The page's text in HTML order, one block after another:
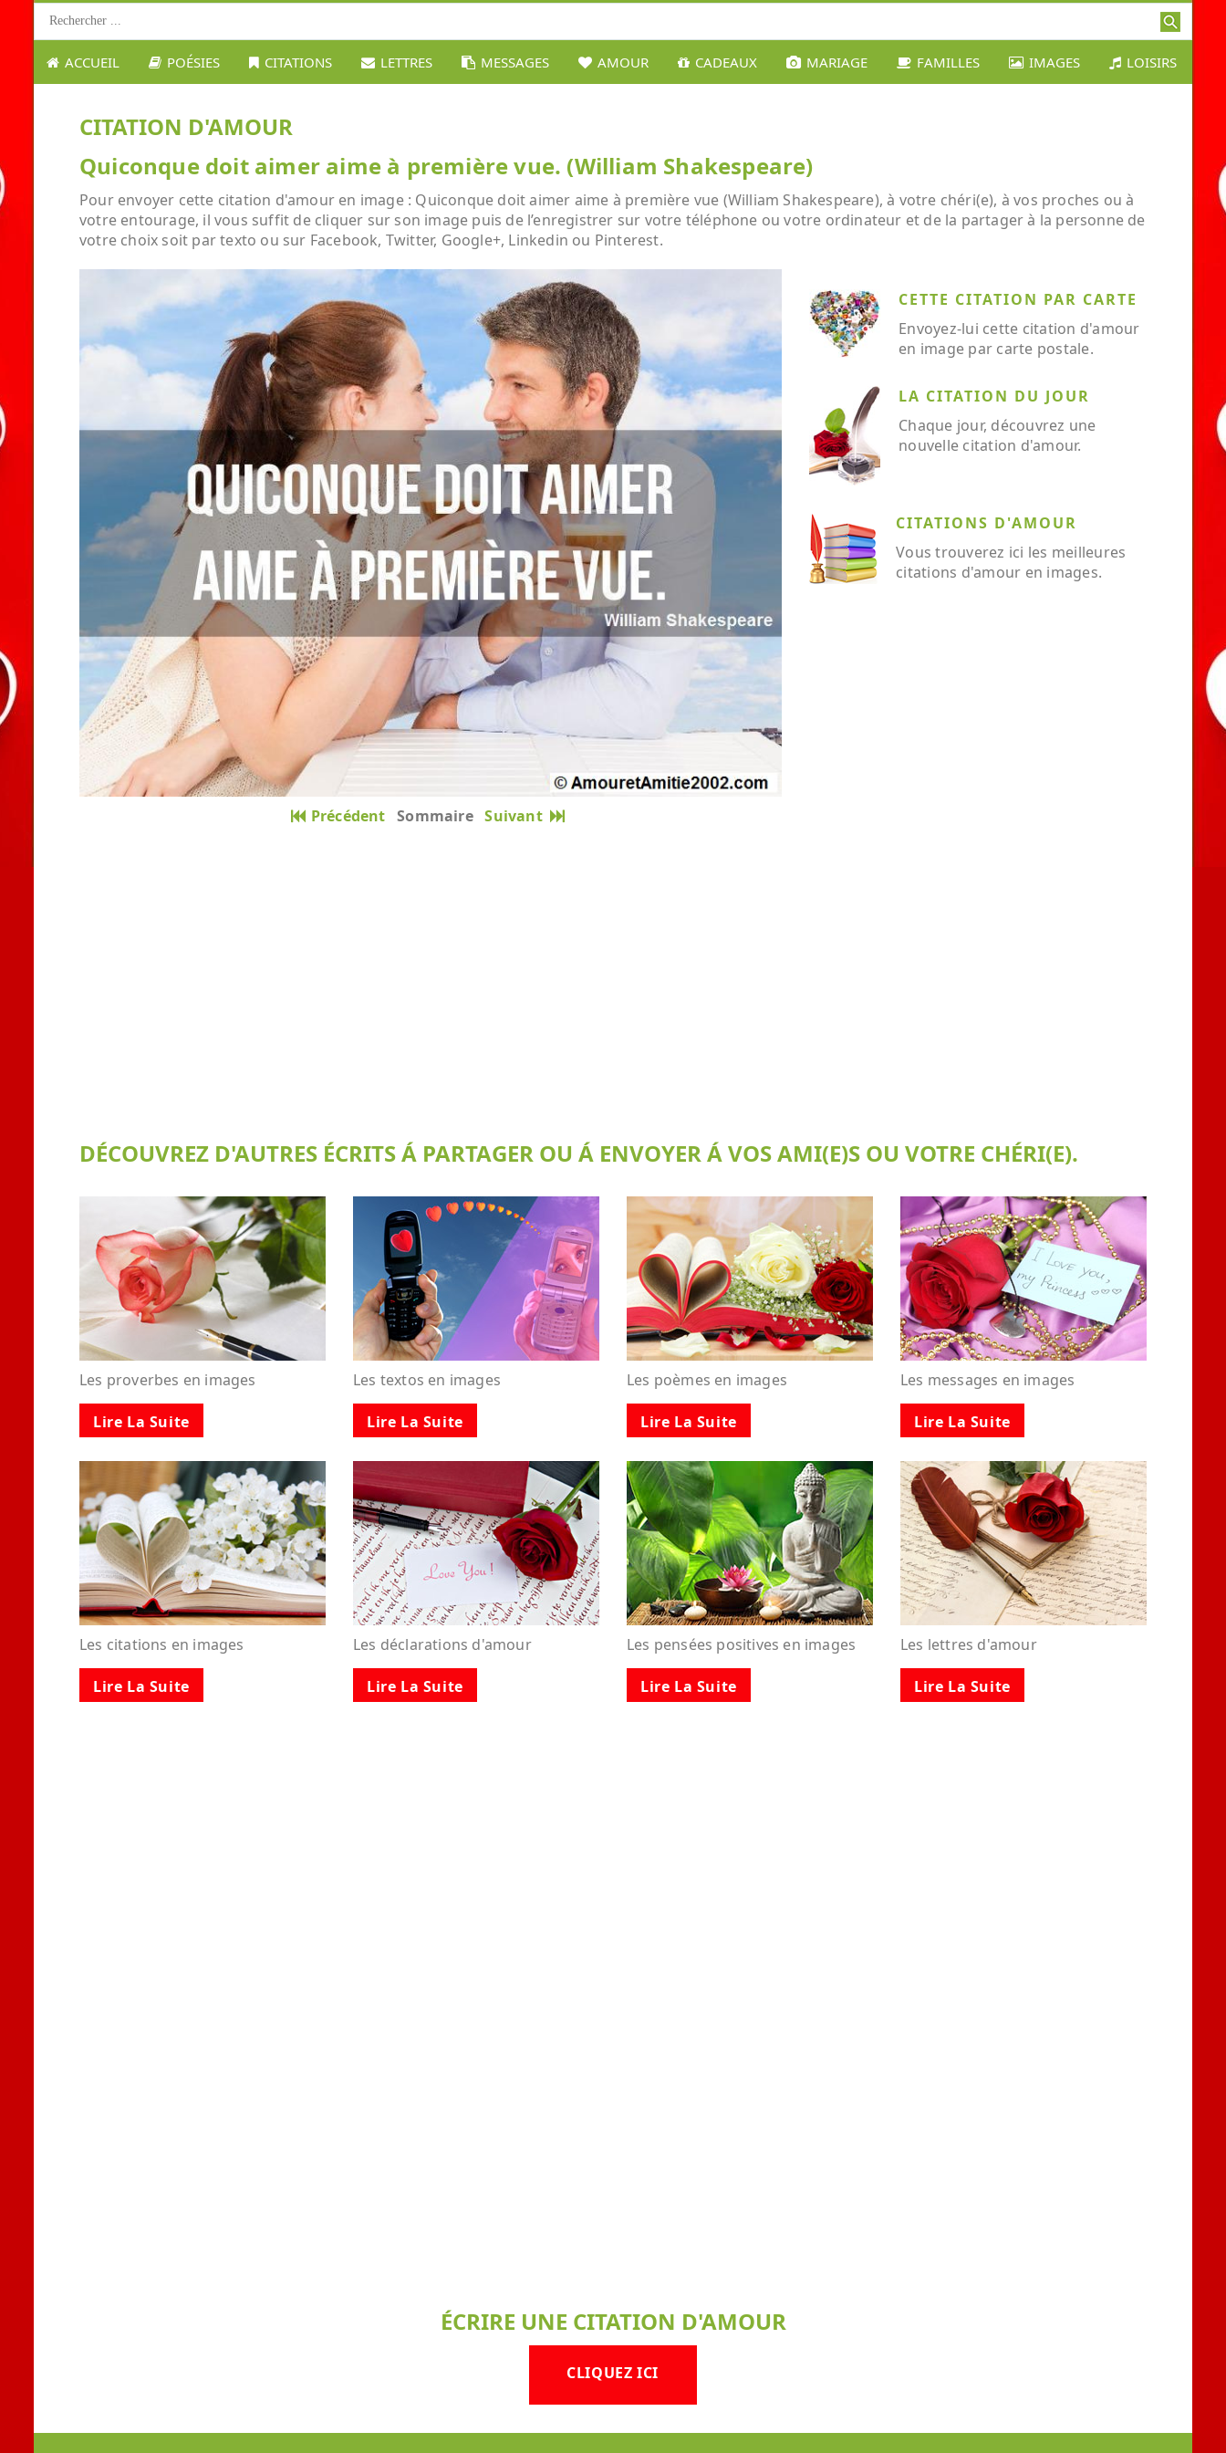
ACCUEIL POÉSIES CITATIONS LETTRES MESSAGES AMOUR CADEAUX MARIAGE FAMILLES IMAGES LOISIRS
CITATION D'AMOUR
Quiconque doit aimer aime à première vue. (William Shakespeare)
Pour envoyer cette citation d'amour en image : Quiconque doit aimer aime à première vue (William Shakespeare), à votre chéri(e), à vos proches ou à
votre entourage, il vous suffit de cliquer sur son image puis de l’enregistrer sur votre téléphone ou votre ordinateur et de la partager à la personne de
votre choix soit par texto ou sur Facebook, Twitter, Google+, Linkedin ou Pinterest.
Précédent Sommaire Suivant
CETTE CITATION PAR CARTE
Envoyez-lui cette citation d'amour
en image par carte postale.
LA CITATION DU JOUR
Chaque jour, découvrez une
nouvelle citation d'amour.
CITATIONS D'AMOUR
Vous trouverez ici les meilleures
citations d'amour en images.
DÉCOUVREZ D'AUTRES ÉCRITS Á PARTAGER OU Á ENVOYER Á VOS AMI(E)S OU VOTRE CHÉRI(E).
Les proverbes en images
Lire La Suite
Les textos en images
Lire La Suite
Les poèmes en images
Lire La Suite
Les messages en images
Lire La Suite
Les citations en images
Lire La Suite
Les déclarations d'amour
Lire La Suite
Les pensées positives en images
Lire La Suite
Les lettres d'amour
Lire La Suite
ÉCRIRE UNE CITATION D'AMOUR
CLIQUEZ ICI